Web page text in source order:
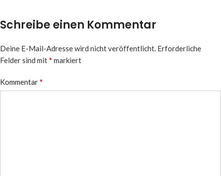
Schreibe einen Kommentar
Deine E-Mail-Adresse wird nicht veröffentlicht. Erforderliche
Felder sind mit* markiert
Kommentar*